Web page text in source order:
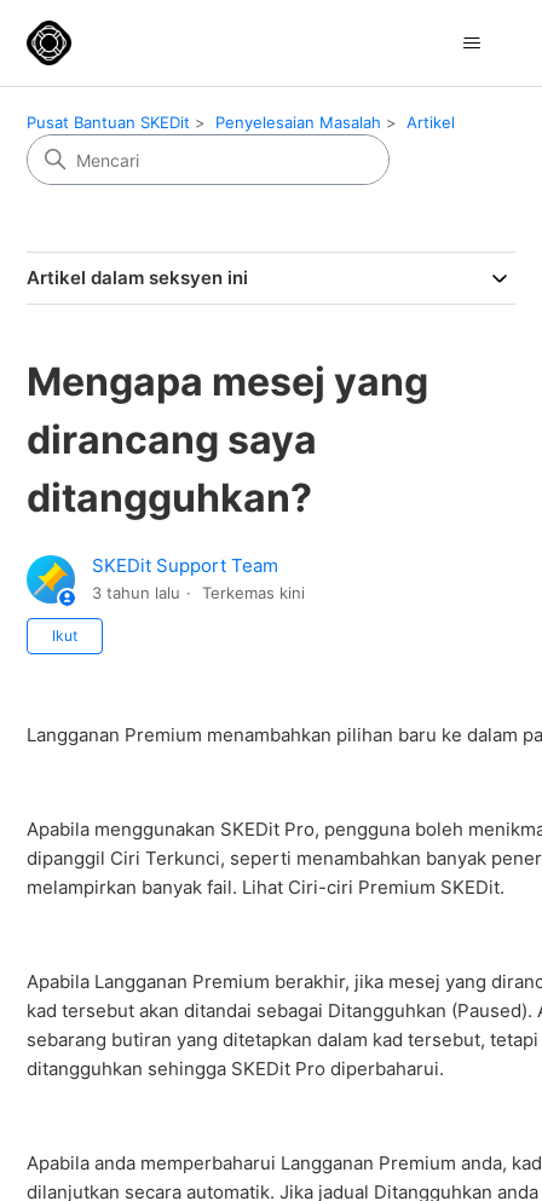
Pusat Bantuan SKEDit Penyelesaian Masalah Artikel
Artikel dalam seksyen ini
Mengapa mesej yang
dirancang saya
ditangguhkan?
SKEDit Support Team
3 tahun lalu Terkemas kini
Ikut
Langganan Premium menambahkan pilihan baru ke dalam
Apabila menggunakan SKEDit Pro, pengguna boleh
dipanggil Ciri Terkunci, seperti menambahkan banyak
melampirkan banyak fail. Lihat Ciri-ciri Premium SKEDit.
Apabila Langganan Premium berakhir, jika mesej yang
kad tersebut akan ditandai sebagai Ditangguhkan (Paused).
sebarang butiran yang ditetapkan dalam kad tersebut,
ditangguhkan sehingga SKEDit Pro diperbaharui.
Apabila anda memperbaharui Langganan Premium anda,
dilanjutkan secara automatik. Jika jadual Ditangguhkan